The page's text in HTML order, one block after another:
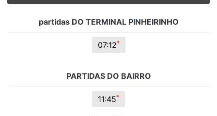
partidas DO TERMINAL PINHEIRINHO
07:12*
PARTIDAS DO BAIRRO
11:45*